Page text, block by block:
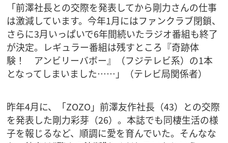
「前澤社長との交際を発表してから剛力さんの仕事
は激減しています。今年1月にはファンクラブ閉鎖、
さらに3月いっぱいで6年間続いたラジオ番組も終了
が決定。レギュラー番組は残すところ『奇跡体
験！ アンビリーバボー』（フジテレビ系）の1本
となってしまいました……」（テレビ局関係者）
昨年4月に、「ZOZO」前澤友作社長（43）との交際
を発表した剛力彩芽（26）。本誌でも同棲生活の様
子を報じるなど、順調に愛を育んでいた。そんなな